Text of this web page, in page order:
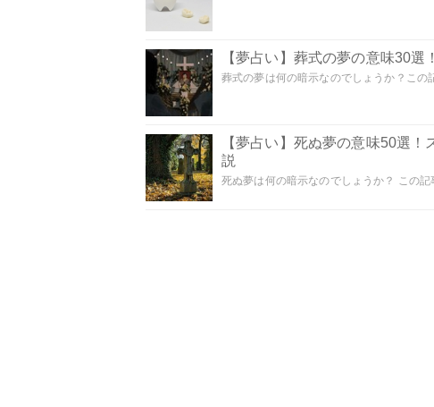
【夢占い】葬式の夢の意味30
葬式の夢は何の暗示なのでしょうか？この
【夢占い】死ぬ夢の意味50選
説
死ぬ夢は何の暗示なのでしょうか？ この記